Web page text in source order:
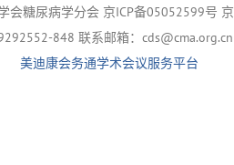
会糖尿病学分会 京ICP备05052599号
848 联系邮箱：cds@cma.org.cn
美迪康会务通学术会议服务平台